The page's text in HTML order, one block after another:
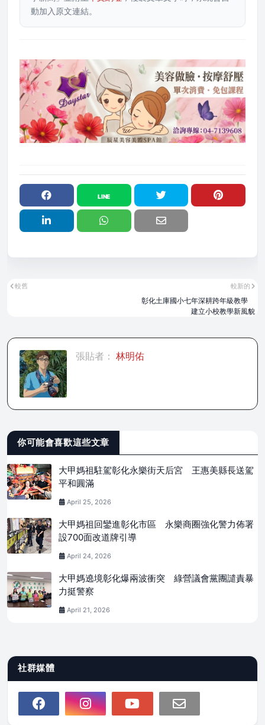
動加入原文連結。
較新的
彰化土庫國小七年深耕跨年級教學
建立小校教學新風貌
較舊
張貼者： 林明佑
你可能會喜歡這些文章
大甲媽祖駐駕彰化永樂街天后宮 王惠美縣長送駕
平和圓滿
April 25, 2026
大甲媽祖回鑾進彰化市區 永樂商圈強化警力佈署
設700面改道牌引導
April 24, 2026
大甲媽遶境彰化爆兩波衝突 綠營議會黨團譴責暴
力挺警察
April 21, 2026
社群媒體